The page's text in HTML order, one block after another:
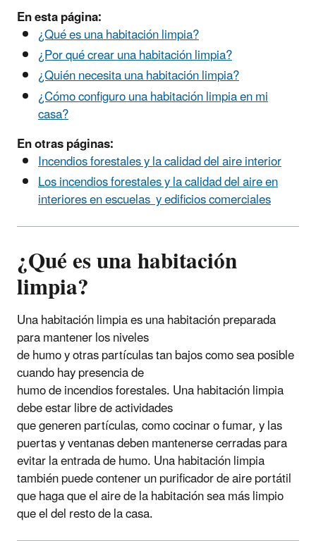
En esta página:
¿Qué es una habitación limpia?
¿Por qué crear una habitación limpia?
¿Quién necesita una habitación limpia?
¿Cómo configuro una habitación limpia en mi
casa?
En otras páginas:
Incendios forestales y la calidad del aire interior
Los incendios forestales y la calidad del aire en
interiores en escuelas y edificios comerciales
¿Qué es una habitación
limpia?
Una habitación limpia es una habitación preparada
para mantener los niveles
de humo y otras partículas tan bajos como sea posible
cuando hay presencia de
humo de incendios forestales. Una habitación limpia
debe estar libre de actividades
que generen partículas, como cocinar o fumar, y las
puertas y ventanas deben mantenerse cerradas para
evitar la entrada de humo. Una habitación limpia
también puede contener un purificador de aire portátil
que haga que el aire de la habitación sea más limpio
que el del resto de la casa.